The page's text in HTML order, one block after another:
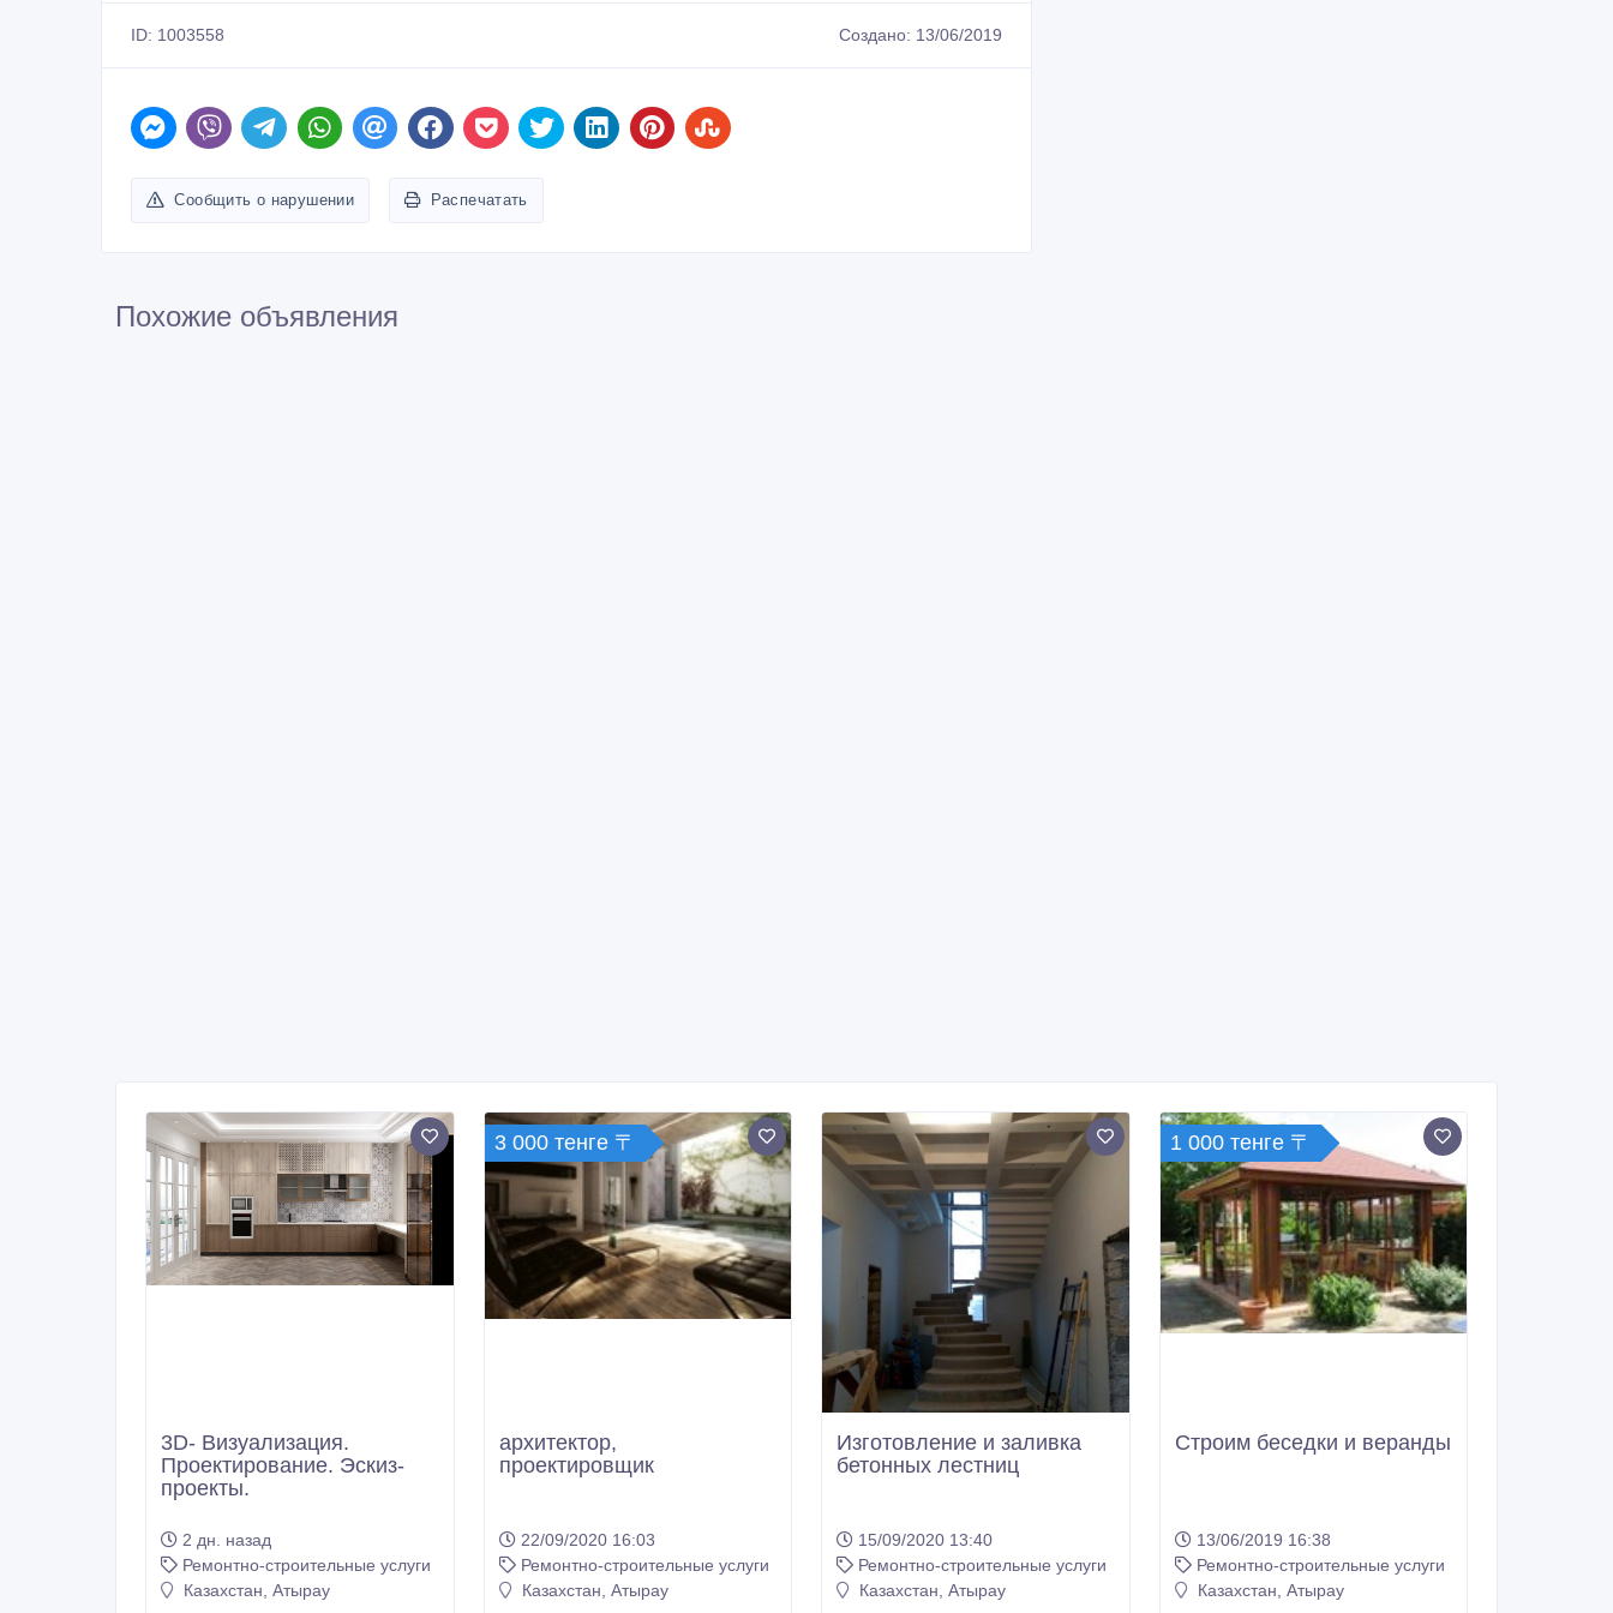
Сообщить о нарушении Распечатать
2 дн. назад
Ремонтно-строительные услуги
22/09/2020 16:03
Изготовление и заливка
бетонных лестниц
15/09/2020 13:40